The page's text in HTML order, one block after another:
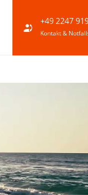
+49 2247
Kontakt &